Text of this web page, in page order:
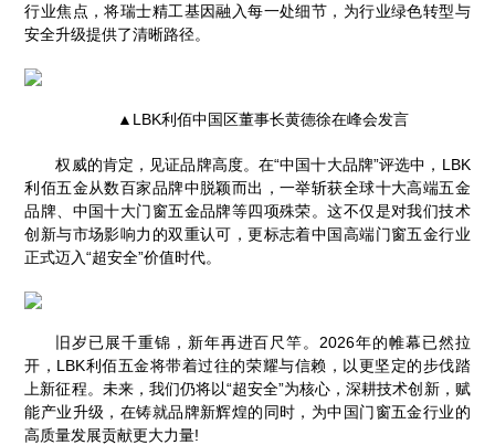
行业焦点，将瑞士精工基因融入每一处细节，为行业绿色转型与
安全升级提供了清晰路径。
▲LBK利佰中国区董事长黄德徐在峰会发言
权威的肯定，见证品牌高度。在“中国十大品牌”评选中，LBK
利佰五金从数百家品牌中脱颖而出，一举斩获全球十大高端五金
品牌、中国十大门窗五金品牌等四项殊荣。这不仅是对我们技术
创新与市场影响力的双重认可，更标志着中国高端门窗五金行业
正式迈入“超安全”价值时代。
旧岁已展千重锦，新年再进百尺竿。2026年的帷幕已然拉
开，LBK利佰五金将带着过往的荣耀与信赖，以更坚定的步伐踏
上新征程。未来，我们仍将以“超安全”为核心，深耕技术创新，赋
能产业升级，在铸就品牌新辉煌的同时，为中国门窗五金行业的
高质量发展贡献更大力量!